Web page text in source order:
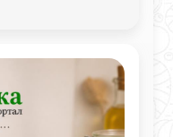
стола.